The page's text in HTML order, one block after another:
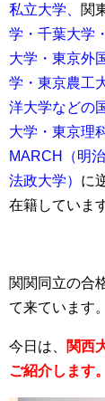
私立大学、 関
学・千葉大学
大学・東京外
学・東京農工
洋大学などの
大学・東京理
MARCH（明
法政大学） に
在籍していま
関関同立の合
て来ています。
今日は、
関西
ご紹介します。